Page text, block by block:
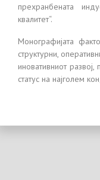
прехранбената
квалитет“.
Монографијата
структурни,
иновативниот
статус на најголем